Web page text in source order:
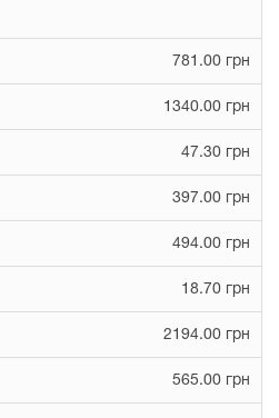
781.00 грн
1340.00 грн
47.30 грн
397.00 грн
494.00 грн
18.70 грн
2194.00 грн
565.00 грн